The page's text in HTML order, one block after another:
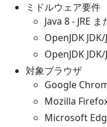
ミドルウェア要件
Java 8 - JRE ま
OpenJDK JDK/
OpenJDK
対象ブラウザ
Google
Mozilla
Microsoft